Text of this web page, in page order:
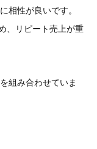
相性が良いです。
、リピート売上が重
組み合わせていま